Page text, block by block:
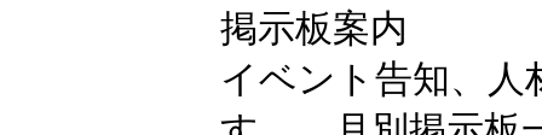
掲示板案内
イベント告知、人